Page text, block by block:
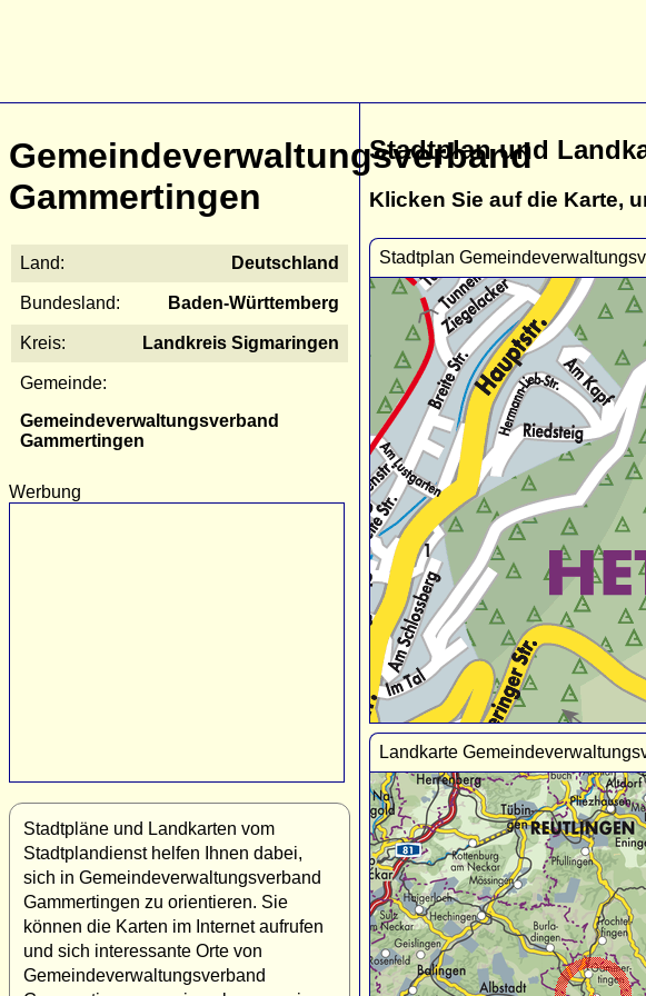
Gemeindeverwaltungsverband
Gammertingen
Land: Deutschland
Bundesland: Baden-Württemberg
Kreis: Landkreis Sigmaringen
Gemeinde:
Gemeindeverwaltungsverband
Gammertingen
Werbung
Stadtpläne und Landkarten vom
Stadtplandienst helfen Ihnen dabei,
sich in Gemeindeverwaltungsverband
Gammertingen zu orientieren. Sie
können die Karten im Internet aufrufen
und sich interessante Orte von
Gemeindeverwaltungsverband
Stadtplan und
Klicken Sie auf die Karte,
Stadtplan
Landkarte